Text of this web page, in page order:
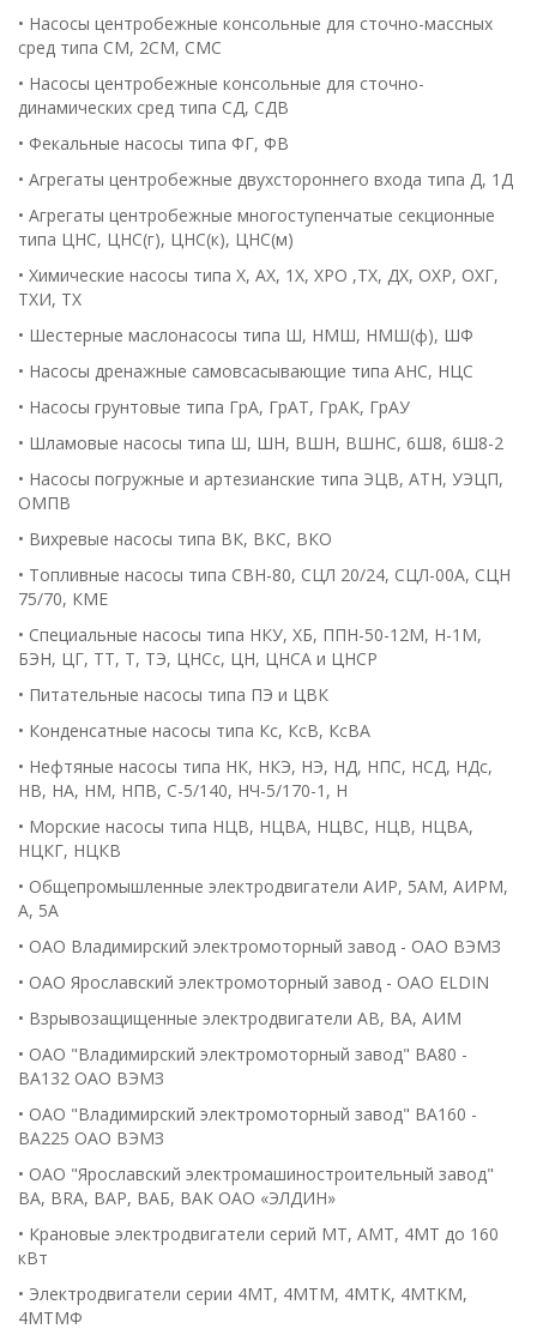
• Насосы центробежные консольные для сточно-массных
сред типа СМ, 2СМ, СМС
• Насосы центробежные консольные для сточно-
динамических сред типа СД, СДВ
• Фекальные насосы типа ФГ, ФВ
• Агрегаты центробежные двухстороннего входа типа Д, 1Д
• Агрегаты центробежные многоступенчатые секционные
типа ЦНС, ЦНС(г), ЦНС(к), ЦНС(м)
• Химические насосы типа Х, АХ, 1Х, ХРО ,ТХ, ДХ, ОХР, ОХГ,
ТХИ, ТХ
• Шестерные маслонасосы типа Ш, НМШ, НМШ(ф), ШФ
• Насосы дренажные самовсасывающие типа АНС, НЦС
• Насосы грунтовые типа ГрА, ГрАТ, ГрАК, ГрАУ
• Шламовые насосы типа Ш, ШН, ВШН, ВШНС, 6Ш8, 6Ш8-2
• Насосы погружные и артезианские типа ЭЦВ, АТН, УЭЦП,
ОМПВ
• Вихревые насосы типа ВК, ВКС, ВКО
• Топливные насосы типа СВН-80, СЦЛ 20/24, СЦЛ-00А, СЦН
75/70, КМЕ
• Специальные насосы типа НКУ, ХБ, ППН-50-12М, H-1M,
БЭН, ЦГ, ТТ, Т, ТЭ, ЦНСс, ЦН, ЦНСА и ЦНСР
• Питательные насосы типа ПЭ и ЦВК
• Конденсатные насосы типа Кс, КсВ, КсВА
• Нефтяные насосы типа НК, НКЭ, НЭ, НД, НПС, НСД, НДс,
НВ, НА, НМ, НПВ, C-5/140, НЧ-5/170-1, Н
• Морские насосы типа НЦВ, НЦВА, НЦВС, НЦВ, НЦВА,
НЦКГ, НЦКВ
• Общепромышленные электродвигатели АИР, 5АМ, АИРМ,
А, 5А
• ОАО Владимирский электромоторный завод - ОАО ВЭМЗ
• ОАО Ярославский электромоторный завод - ОАО ELDIN
• Взрывозащищенные электродвигатели АВ, ВА, АИМ
• ОАО "Владимирский электромоторный завод" ВА80 -
ВА132 ОАО ВЭМЗ
• ОАО "Владимирский электромоторный завод" ВА160 -
ВА225 ОАО ВЭМЗ
• ОАО "Ярославский электромашиностроительный завод"
ВА, BRA, ВАР, ВАБ, ВАК ОАО «ЭЛДИН»
• Крановые электродвигатели серий МТ, АМТ, 4МТ до 160
кВт
• Электродвигатели серии 4МТ, 4МТМ, 4МТК, 4МТКМ,
4МТМФ